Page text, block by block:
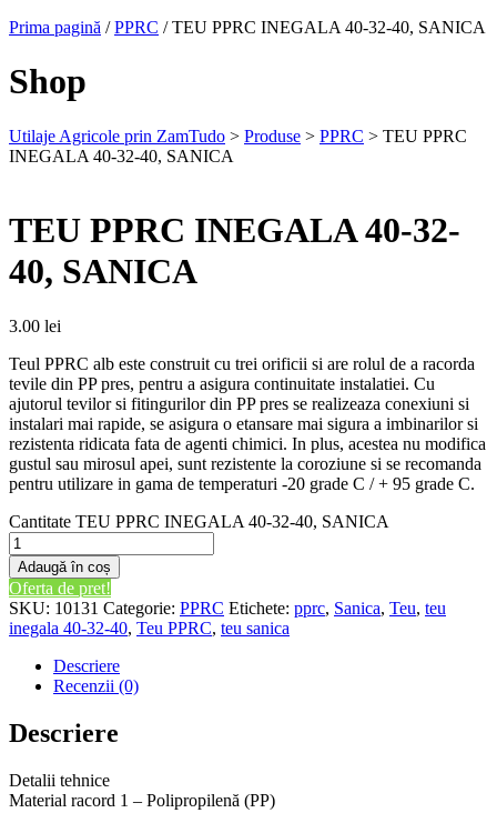
Prima pagină /PPRC / TEU PPRC INEGALA 40-32-40, SANICA
Shop
Utilaje Agricole prin ZamTudo > Produse > PPRC > TEU PPRC
INEGALA 40-32-40, SANICA
TEU PPRC INEGALA 40-32-
40, SANICA
3.00 lei
Teul PPRC alb este construit cu trei orificii si are rolul de a racorda
tevile din PP pres, pentru a asigura continuitate instalatiei. Cu
ajutorul tevilor si fitingurilor din PP pres se realizeaza conexiuni si
instalari mai rapide, se asigura o etansare mai sigura a imbinarilor si
rezistenta ridicata fata de agenti chimici. In plus, acestea nu modifica
gustul sau mirosul apei, sunt rezistente la coroziune si se recomanda
pentru utilizare in gama de temperaturi -20 grade C / + 95 grade C.
Cantitate TEU PPRC INEGALA 40-32-40, SANICA
Adaugă în coș
Oferta de pret!
SKU: 10131 Categorie: PPRC Etichete: pprc, Sanica, Teu, teu
inegala 40-32-40, Teu PPRC, teu sanica
Descriere
Recenzii (0)
Descriere
Detalii tehnice
Material racord 1 – Polipropilenă (PP)